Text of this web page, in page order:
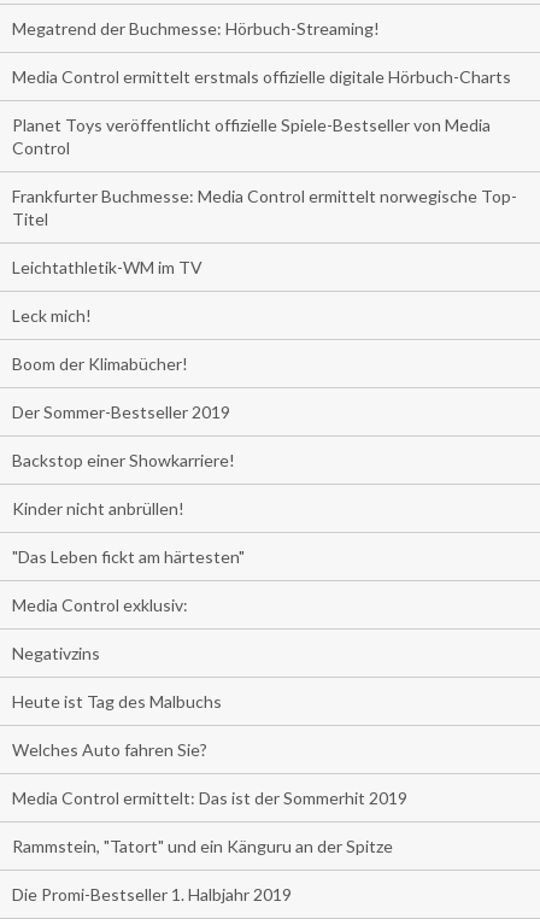
Megatrend der Buchmesse: Hörbuch-Streaming!
Media Control ermittelt erstmals offizielle digitale Hörbuch-Charts
Planet Toys veröffentlicht offizielle Spiele-Bestseller von Media
Control
Frankfurter Buchmesse: Media Control ermittelt norwegische Top-
Titel
Leichtathletik-WM im TV
Leck mich!
Boom der Klimabücher!
Der Sommer-Bestseller 2019
Backstop einer Showkarriere!
Kinder nicht anbrüllen!
"Das Leben fickt am härtesten"
Media Control exklusiv:
Negativzins
Heute ist Tag des Malbuchs
Welches Auto fahren Sie?
Media Control ermittelt: Das ist der Sommerhit 2019
Rammstein, "Tatort" und ein Känguru an der Spitze
Die Promi-Bestseller 1. Halbjahr 2019